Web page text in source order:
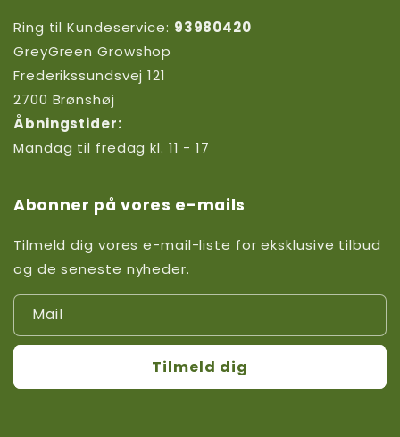
Ring til Kundeservice: 93980420
GreyGreen Growshop
Frederikssundsvej 121
2700 Brønshøj
Åbningstider:
Mandag til fredag kl. 11 - 17
Abonner på vores e-mails
Tilmeld dig vores e-mail-liste for eksklusive tilbud
og de seneste nyheder.
Mail
Tilmeld dig